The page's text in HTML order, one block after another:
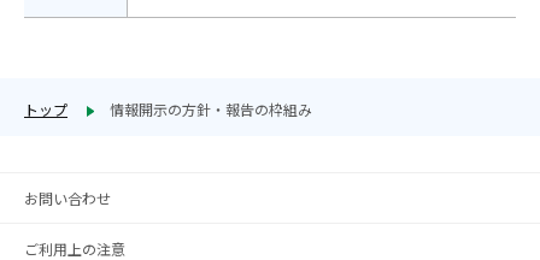
トップ 情報開示の方針・報告の枠組み
お問い合わせ
ご利用上の注意